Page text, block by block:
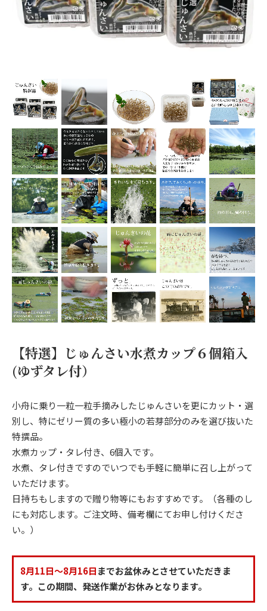
【特選】じゅんさい水煮カップ６個箱入
(ゆずタレ付）
小舟に乗り一粒一粒手摘みしたじゅんさいを更にカット・選
別し、特にゼリー質の多い極小の若芽部分のみを選び抜いた
特撰品。
水煮カップ・タレ付き、6個入です。
水煮、タレ付きですのでいつでも手軽に簡単に召し上がって
いただけます。
日持ちもしますので贈り物等にもおすすめです。（各種のし
にも対応します。ご注文時、備考欄にてお申し付けくださ
い。）
8月11日～8月16日までお盆休みとさせていただきま
す。この期間、発送作業がお休みとなります。